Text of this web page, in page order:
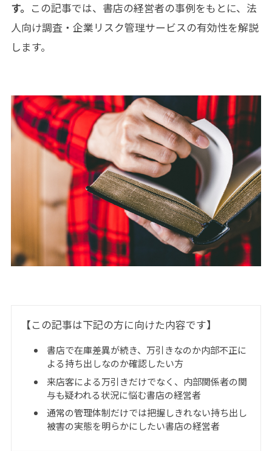
す。 この記事では、書店の経営者の事例をもとに、法
人向け調査・企業リスク管理サービスの有効性を解説
します。
【この記事は下記の方に向けた内容です】
書店で在庫差異が続き、万引きなのか内部不正に
よる持ち出しなのか確認したい方
来店客による万引きだけでなく、内部関係者の関
与も疑われる状況に悩む書店の経営者
通常の管理体制だけでは把握しきれない持ち出し
被害の実態を明らかにしたい書店の経営者